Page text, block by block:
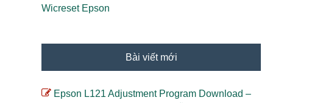
Wicreset Epson
Bài viết mới
Epson L121 Adjustment Program Download –